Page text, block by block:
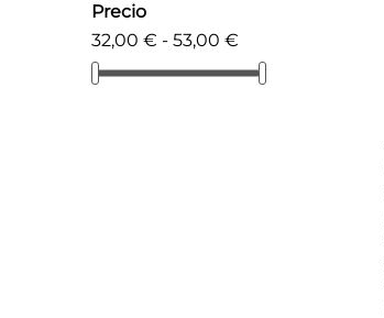
Precio
32,00 € - 53,00 €